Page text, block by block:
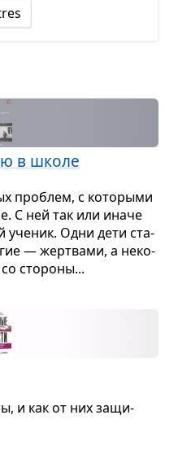
в школе
про­блем, с кото­рыми
С ней так или иначе
уче­ник. Одни дети ста­
— жерт­вами, а неко­
сто­роны...
и как от них защи­